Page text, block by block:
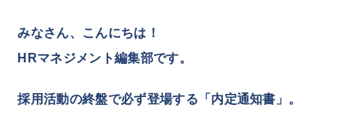
みなさん、こんにちは！
HRマネジメント編集部です。
採用活動の終盤で必ず登場する「内定通知書」。